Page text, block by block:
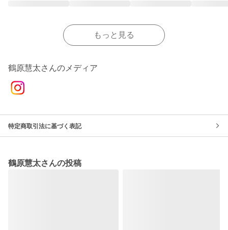
もっと見る
鶴原慧太さんのメディア
特定商取引法に基づく表記
鶴原慧太さんの投稿